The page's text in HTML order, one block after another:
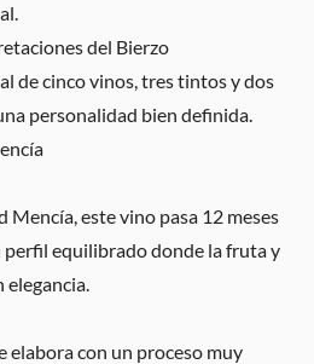
del Bierzo
de cinco vinos, tres tintos y dos
personalidad bien definida.
Mencía, este vino pasa 12 meses
equilibrado donde la fruta y
elegancia.
elabora con un proceso muy